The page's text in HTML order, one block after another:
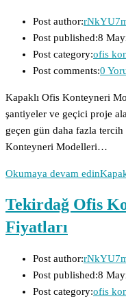
Post author:
Post published:8
Post category:ofis
Post comments:0
Kapaklı Ofis Konteyneri
şantiyeler ve geçici proje
geçen gün daha fazla
Konteyneri Modelleri…
Okumaya devam edin
Tekirdağ Ofis
Fiyatları
Post author:
Post published:8
Post category:ofis